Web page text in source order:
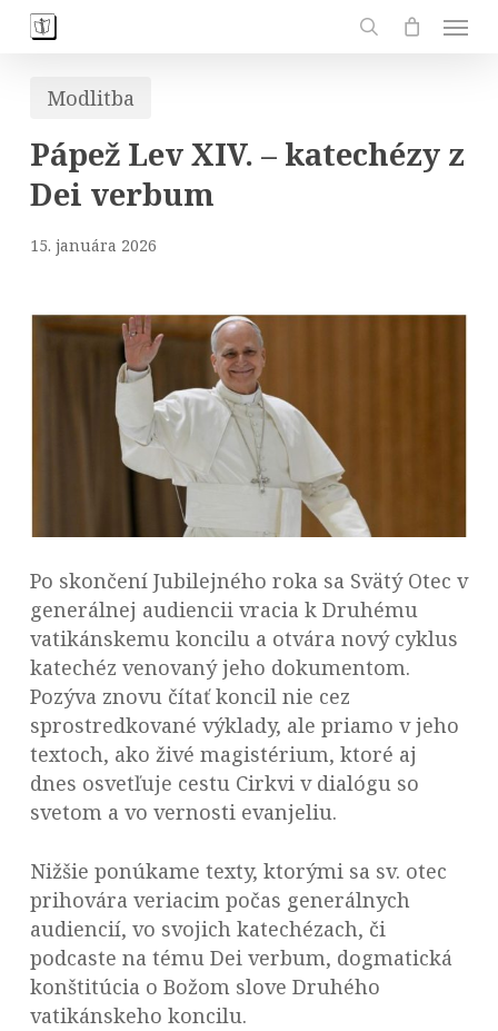
Skip
contentModlitba
Pápež Lev XIV. – katechézy z
Dei verbum
15. januára 2026
Po skončení Jubilejného roka sa Svätý Otec v
generálnej audiencii vracia k Druhému
vatikánskemu koncilu a otvára nový cyklus
katechéz venovaný jeho dokumentom.
Pozýva znovu čítať koncil nie cez
sprostredkované výklady, ale priamo v jeho
textoch, ako živé magistérium, ktoré aj
dnes osvetľuje cestu Cirkvi v dialógu so
svetom a vo vernosti evanjeliu.
Nižšie ponúkame texty, ktorými sa sv. otec
prihovára veriacim počas generálnych
audiencií, vo svojich katechézach, či
podcaste na tému Dei verbum, dogmatická
konštitúcia o Božom slove Druhého
vatikánskeho koncilu.